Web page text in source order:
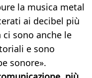
la musica metal
ai decibel più
sono anche le
e sono
sonore».